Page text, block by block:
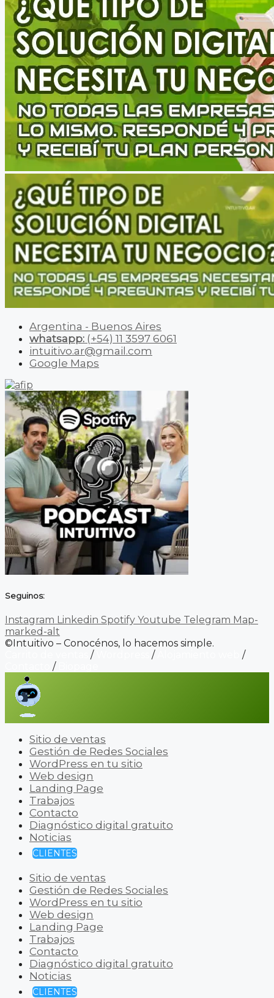
Argentina - Buenos Aires
whatsapp: (+54) 11 3597 6061
intuitivo.ar@gmail.com
Google Maps
Seguinos:
Instagram Linkedin Spotify Youtube Telegram Map-
marked-alt
©Intuitivo – Conocénos, lo hacemos simple.
/ /
/
/
Sitio de ventas
Gestión de Redes Sociales
WordPress en tu sitio
Web design
Landing Page
Trabajos
Contacto
Diagnóstico digital gratuito
Noticias
CLIENTES
Sitio de ventas
Gestión de Redes Sociales
WordPress en tu sitio
Web design
Landing Page
Trabajos
Contacto
Diagnóstico digital gratuito
Noticias
CLIENTES